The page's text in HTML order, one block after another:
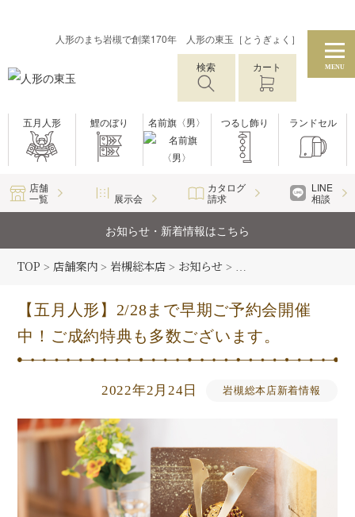
人形のまち岩槻で創業170年 人形の東玉［とうぎょく］
検索 カート MENU
五月人形 鯉のぼり 名前旗〈男〉 つるし飾り ランドセル
店舗
一覧
展示会
カタログ
請求
LINE
相談
お知らせ・新着情報はこちら
TOP > 店舗案内 > 岩槻総本店 > お知らせ >
【五月人形】2/28まで早期ご予約会開催
中！ご成約特典も多数ございます。
2022年2月24日 岩槻総本店新着情報